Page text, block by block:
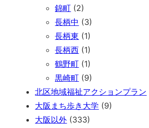
錦町 (2)
長柄中 (3)
長柄東 (1)
長柄西 (1)
鶴野町 (1)
黒崎町 (9)
北区地域福祉アクションプラン
大阪まち歩き大学 (9)
大阪以外 (333)